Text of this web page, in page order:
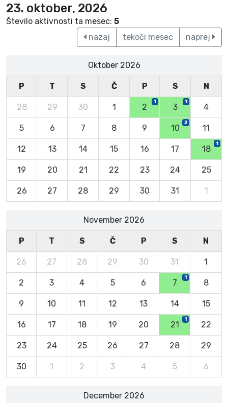
23. oktober, 2026
Število aktivnosti ta mesec: 5
nazaj
tekoči mesec naprej
Oktober 2026
P T S Č P S N
28 29 30 1 2
1
3
1
4
5 6 7 8 9 10
2
11
12 13 14 15 16 17 18
1
19 20 21 22 23 24 25
26 27 28 29 30 31 1
November 2026
P T S Č P S N
26 27 28 29 30 31 1
2 3 4 5 6 7
1
8
9 10 11 12 13 14 15
16 17 18 19 20 21
1
22
23 24 25 26 27 28 29
30 1 2 3 4 5 6
December 2026